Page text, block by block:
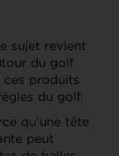
sujet revient
du golf
ces produits
du golf.
qu’une tête
peut